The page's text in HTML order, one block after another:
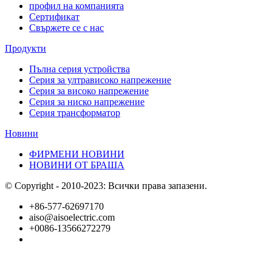
профил на компанията
Сертификат
Свържете се с нас
Продукти
Пълна серия устройства
Серия за ултрависоко напрежение
Серия за високо напрежение
Серия за ниско напрежение
Серия трансформатор
Новини
ФИРМЕНИ НОВИНИ
НОВИНИ ОТ БРАША
© Copyright - 2010-2023: Всички права запазени.
+86-577-62697170
aiso@aisoelectric.com
+0086-13566272279